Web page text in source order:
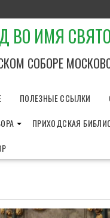
ВО ИМЯ
СОБОРЕ
ПОЛЕЗНЫЕ ССЫЛКИ
ПРИХОДСКАЯ